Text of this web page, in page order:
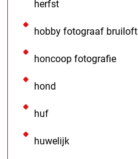
herfst
hobby fotograaf bruiloft
honcoop fotografie
hond
huf
huwelijk